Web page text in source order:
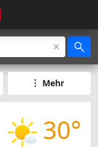
Mehr
30°